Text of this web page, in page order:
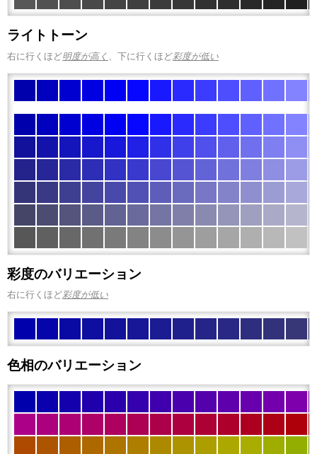
ライトトーン
右に行くほど明度が高く 、下に行くほど彩度が低い
彩度のバリエーション
右に行くほど彩度が低い
色相のバリエーション